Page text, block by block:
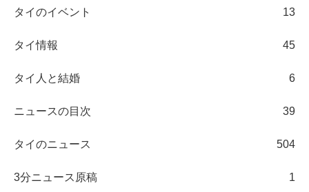
タイのイベント 13
タイ情報 45
タイ人と結婚 6
ニュースの目次 39
タイのニュース 504
3分ニュース原稿 1